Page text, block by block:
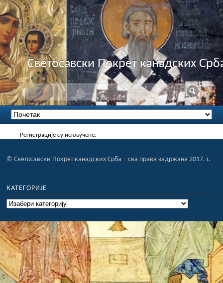
Светосавски Покрет канадских
Регистрације су искључене.
© Светосавски Покрет канадских Срба – сва права задржана 2017. г.
КАТЕГОРИЈЕ
Категорије